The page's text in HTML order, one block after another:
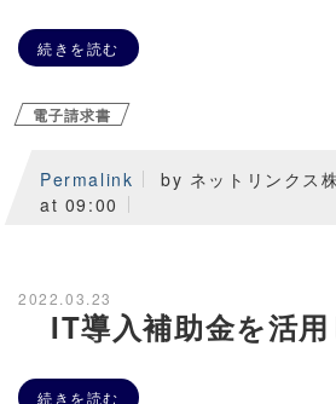
続きを読む
電子請求書
Permalink
by ネットリンクス
at 09:00
2022.03.23
IT導入補助金を活
続きを読む